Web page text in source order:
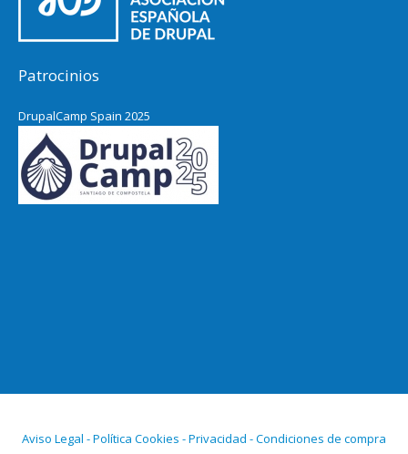
Patrocinios
DrupalCamp Spain 2025
Aviso Legal - Política Cookies - Privacidad - Condiciones de compra